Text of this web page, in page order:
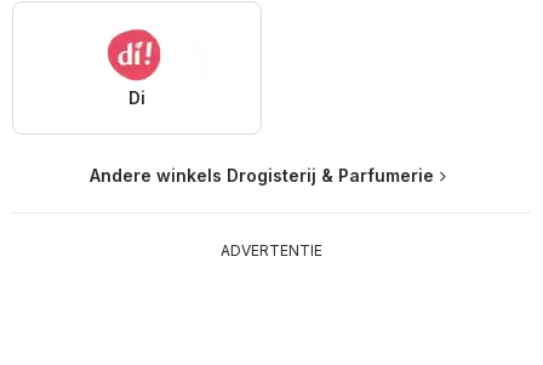
Di
Andere winkels Drogisterij & Parfumerie
ADVERTENTIE